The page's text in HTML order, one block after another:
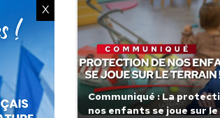
Communiqué : La
nos enfants se joue sur
X